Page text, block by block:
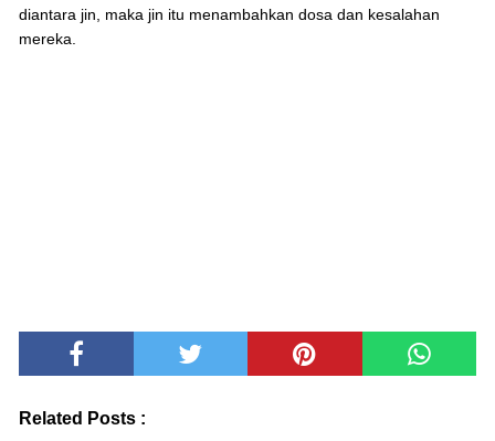
diantara jin, maka jin itu menambahkan dosa dan kesalahan
mereka.
Related Posts :